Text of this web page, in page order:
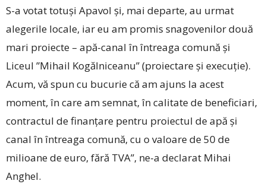
S-a votat totuși Apavol și, mai departe, au urmat
alegerile locale, iar eu am promis snagovenilor două
mari proiecte – apă-canal în întreaga comună și
Liceul ”Mihail Kogălniceanu” (proiectare și execuție).
Acum, vă spun cu bucurie că am ajuns la acest
moment, în care am semnat, în calitate de beneficiari,
contractul de finanțare pentru proiectul de apă și
canal în întreaga comună, cu o valoare de 50 de
milioane de euro, fără TVA”, ne-a declarat Mihai
Anghel.